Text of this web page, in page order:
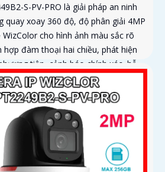
S-PV-PRO là giải pháp an ninh
quay xoay 360 độ, độ phân giải 4MP
cho hình ảnh màu sắc rõ
hợp đàm thoại hai chiều, phát hiện
tiện, cảnh báo chính xác, hỗ